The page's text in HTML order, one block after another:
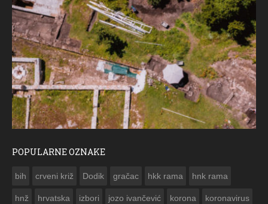
POPULARNE OZNAKE
bih crveni križ Dodik gračac hkk rama hnk rama
hnž hrvatska izbori jozo ivančević korona koronavirus